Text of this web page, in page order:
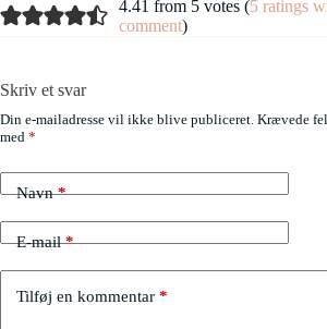
4.41 from 5 votes (5 ratings
comment)
Skriv et svar
Din e-mailadresse vil ikke blive publiceret. Krævede
med *
Navn*
E-mail*
Tilføj en kommentar *